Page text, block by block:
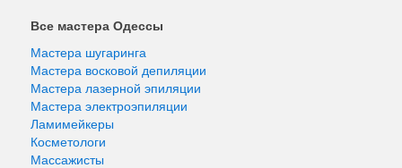
Все мастера Одессы
Мастера шугаринга
Мастера восковой депиляции
Мастера лазерной эпиляции
Мастера электроэпиляции
Ламимейкеры
Косметологи
Массажисты